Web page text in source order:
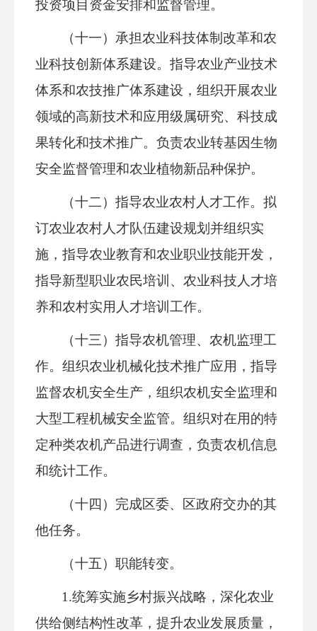
投资项目资金安排和监督管理。
（十一）承担农业科技体制改革和农
业科技创新体系建设。指导农业产业技术
体系和农技推广体系建设，组织开展农业
领域的高新技术和应用级属研究、科技成
果转化和技术推广。负责农业转基因生物
安全监督管理和农业植物新品种保护。
（十二）指导农业农村人才工作。拟
订农业农村人才队伍建设规划并组织实
施，指导农业教育和农业职业技能开发，
指导新型职业农民培训、农业科技人才培
养和农村实用人才培训工作。
（十三）指导农机管理、农机监理工
作。组织农业机械化技术推广应用，指导
监督农机安全生产，组织农机安全监理和
大型工程机械安全监管。组织对在用的特
定种类农机产品进行调查，负责农机信息
和统计工作。
（十四）完成区委、区政府交办的其
他任务。
（十五）职能转变。
1.统筹实施乡村振兴战略，深化农业
供给侧结构性改革，提升农业发展质量，